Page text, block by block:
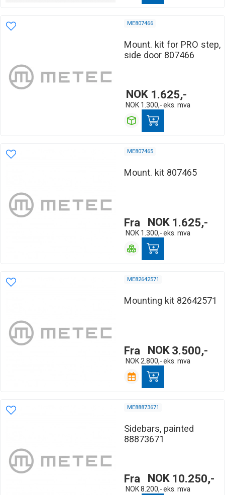
ME807466
Mount. kit for PRO step,
side door 807466
NOK 1.625,-
NOK 1.300,-eks. mva
ME807465
Mount. kit 807465
Fra NOK1.625,-
NOK 1.300,-eks. mva
ME82642571
Mounting kit 82642571
Fra NOK3.500,-
NOK2.800,-eks. mva
ME88873671
Sidebars, painted
88873671
Fra NOK10.250,-
NOK8.200,-eks. mva